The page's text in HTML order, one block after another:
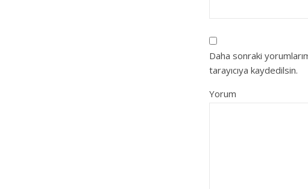
Daha sonraki
tarayıcıya kaydedilsin.
Yorum